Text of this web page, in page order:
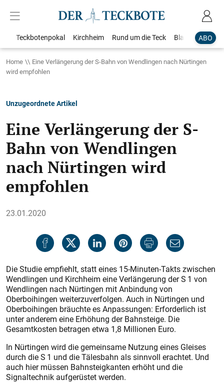
ABO
Teckbotenpokal Kirchheim Rund um die Teck Blaulicht
Home
Eine Verlängerung der S-Bahn von Wendlingen nach Nürtingen
wird empfohlen
Unzugeordnete Artikel
Eine Verlängerung der S-
Bahn von Wendlingen
nach Nürtingen wird
empfohlen
23.01.2020
Die Studie empfiehlt, statt eines 15-Minuten-Takts zwischen
Wendlingen und Kirchheim eine Verlängerung der S 1 von
Wendlingen nach Nürtingen mit Anbindung von
Oberboihingen weiterzuverfolgen. Auch in Nürtingen und
Oberboihingen bräuchte es Anpassungen: Erforderlich ist
unter anderem eine Erhöhung der Bahnsteige. Die
Gesamtkosten betragen etwa 1,8 Millionen Euro.
In Nürtingen wird die gemeinsame Nutzung eines Gleises
durch die S 1 und die Tälesbahn als sinnvoll erachtet. Und
auch hier müssen Bahnsteigkanten erhöht und die
Signaltechnik aufgerüstet werden.